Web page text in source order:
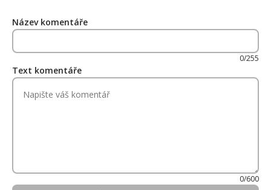
Název komentáře
0/255
Text komentáře
0/600